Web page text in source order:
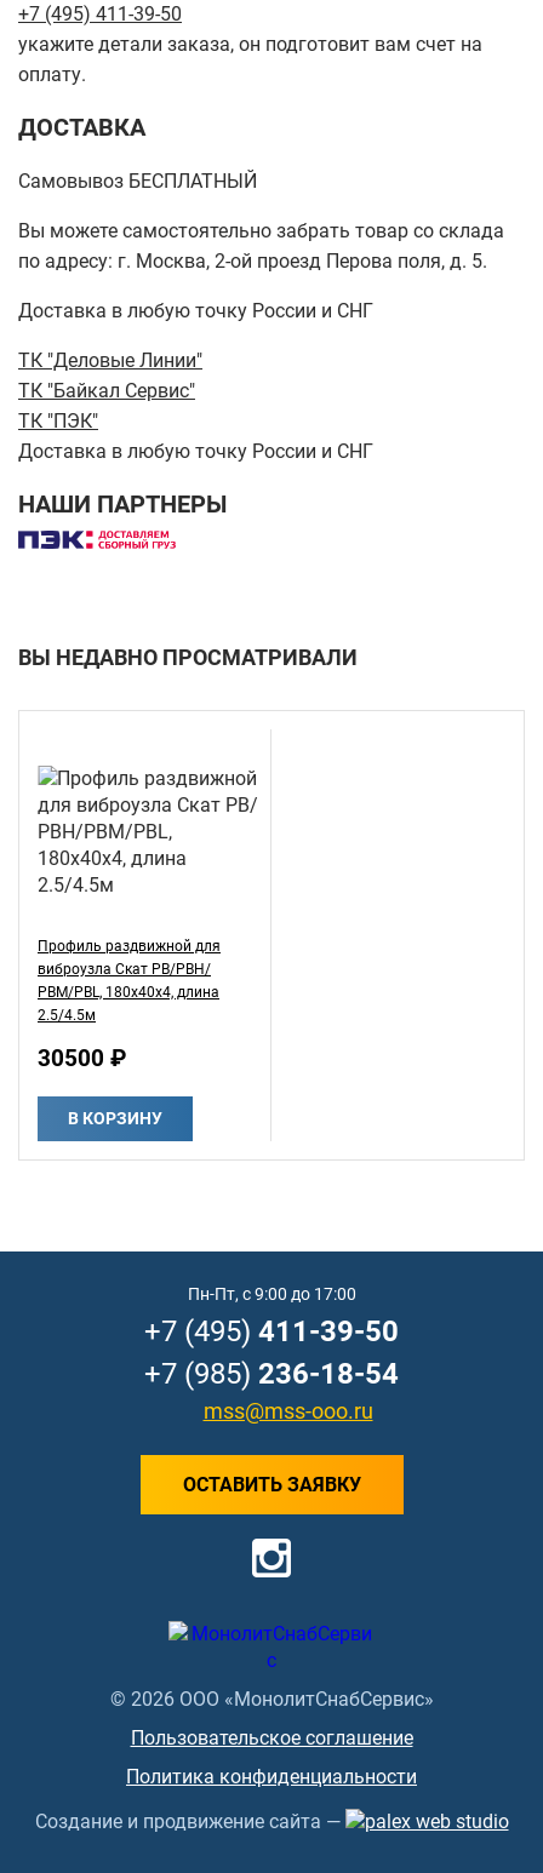
+7 (495) 411-39-50
укажите детали заказа, он подготовит вам счет на
оплату.
ДОСТАВКА
Самовывоз БЕСПЛАТНЫЙ
Вы можете самостоятельно забрать товар со склада
по адресу: г. Москва, 2-ой проезд Перова поля, д. 5.
Доставка в любую точку России и СНГ
ТК "Деловые Линии"
ТК "Байкал Сервис"
ТК "ПЭК"
Доставка в любую точку России и СНГ
НАШИ ПАРТНЕРЫ
ВЫ НЕДАВНО ПРОСМАТРИВАЛИ
Профиль раздвижной для
виброузла Скат РВ/РВН/
РВМ/PBL, 180х40х4, длина
2.5/4.5м
30500 ₽
В КОРЗИНУ
© 2026 ООО «МонолитСнабСервис»
Пользовательское соглашение
Политика конфиденциальности
Создание и продвижение сайта —
Пн-Пт, с 9:00 до 17:00
+7 (495) 411-39-50
+7 (985) 236-18-54
mss@mss-ooo.ru
ОСТАВИТЬ ЗАЯВКУ